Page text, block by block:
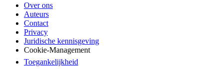
Over ons
Auteurs
Contact
Privacy
Juridische kennisgeving
Cookie-Management
Toegankelijkheid